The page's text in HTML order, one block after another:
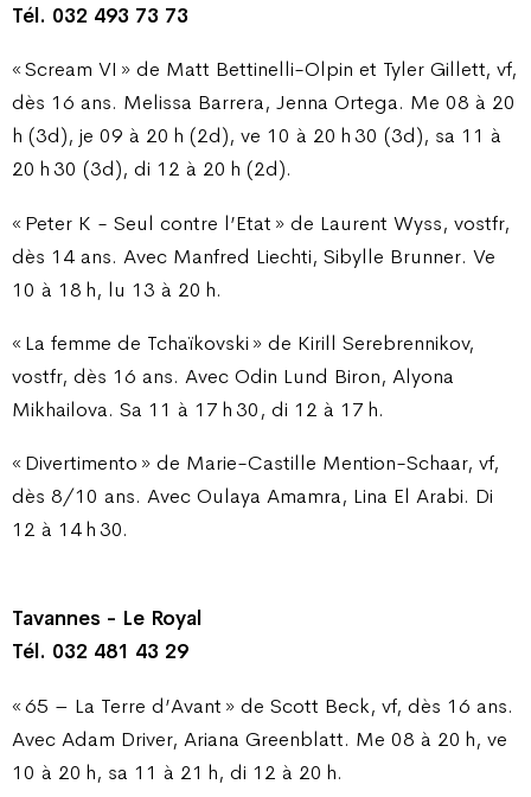
Tél. 032 493 73 73
« Scream VI » de Matt Bettinelli-Olpin et Tyler Gillett, vf,
dès 16 ans. Melissa Barrera, Jenna Ortega. Me 08 à 20
h (3d), je 09 à 20 h (2d), ve 10 à 20 h 30 (3d), sa 11 à
20 h 30 (3d), di 12 à 20 h (2d).
« Peter K - Seul contre l’Etat » de Laurent Wyss, vostfr,
dès 14 ans. Avec Manfred Liechti, Sibylle Brunner. Ve
10 à 18 h, lu 13 à 20 h.
« La femme de Tchaïkovski » de Kirill Serebrennikov,
vostfr, dès 16 ans. Avec Odin Lund Biron, Alyona
Mikhailova. Sa 11 à 17 h 30, di 12 à 17 h.
« Divertimento » de Marie-Castille Mention-Schaar, vf,
dès 8/10 ans. Avec Oulaya Amamra, Lina El Arabi. Di
12 à 14 h 30.
Tavannes - Le Royal
Tél. 032 481 43 29
« 65 – La Terre d’Avant » de Scott Beck, vf, dès 16 ans.
Avec Adam Driver, Ariana Greenblatt. Me 08 à 20 h, ve
10 à 20 h, sa 11 à 21 h, di 12 à 20 h.